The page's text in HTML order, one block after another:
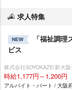
求人特集
NEW
「福祉調
ビス
株式会社SOYOKAZE/新大
時給1,177円～1,200円
アルバイト・パート / 大阪